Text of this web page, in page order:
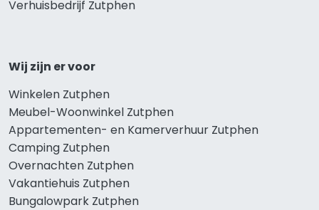
Verhuisbedrijf Zutphen
Wij zijn er voor
Winkelen Zutphen
Meubel-Woonwinkel Zutphen
Appartementen- en Kamerverhuur Zutphen
Camping Zutphen
Overnachten Zutphen
Vakantiehuis Zutphen
Bungalowpark Zutphen